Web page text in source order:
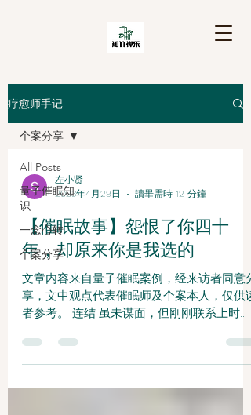
疗愈师手记
All Posts
量子催眠知
识
一念心转
个案分享
个案分享
左小贤
2023年4月29日
讀畢需時 12 分鐘
【催眠故事】怨恨了你四十
年，却原来你是我选的
文章内容来自量子催眠案例，经来访者同意分
享，文中观点代表催眠师及个案本人，仅供读
者参考。 连结 虽未谋面，但刚刚联系上时他
人找到自己人生意义和价值的事业。这让我非
常感动，他的信任也促成了他自己必将经历一